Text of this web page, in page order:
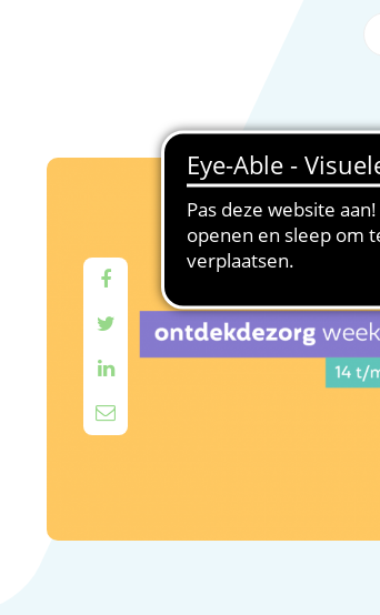



